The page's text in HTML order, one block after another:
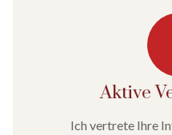
Aktive
Ich vertrete Ihre